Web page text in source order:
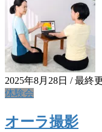
2025年8月28日 / 最終
体験会
オーラ撮影